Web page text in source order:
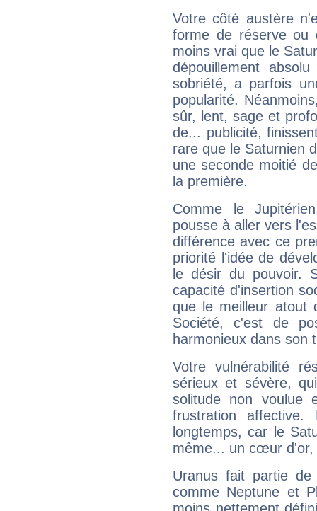
Votre côté austère
forme de réserve
moins vrai que le
dépouillement
sobriété, a parfois
popularité.
sûr, lent, sage et
de... publicité,
rare que le Saturnien
une seconde moitié
la première.
Comme le
pousse à aller vers
différence avec ce
priorité l'idée de
le désir du pouvoir.
capacité d'insertion
que le meilleur atout
Société, c'est de
harmonieux dans son
Votre vulnérabilité
sérieux et sévère,
solitude non voulue
frustration
longtemps, car le
même... un cœur d'or,
Uranus fait partie
comme Neptune et